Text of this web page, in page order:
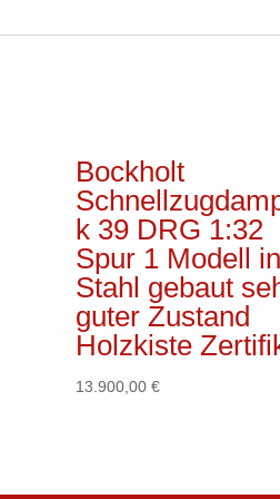
Bockholt
k 39 DRG 1:32
Spur 1 Modell in
Stahl gebaut
guter Zustand
Holzkiste
13.900,00 €